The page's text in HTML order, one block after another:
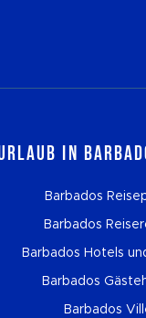
in
Barbados
Barbados
Barbados Hotels
Barbados
Barbados